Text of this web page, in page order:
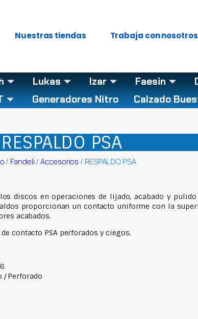
Nuestras tiendas Trabaja con nosotros
Lukas Izar Faesin
Generadores Nitro Calzado
RESPALDO PSA
/ Fandeli/Accesorios/ RESPALDO PSA
discos en operaciones de lijado, acabado y
proporcionan un contacto uniforme con la
acabados.
contacto PSA perforados y ciegos.
/ Perforado